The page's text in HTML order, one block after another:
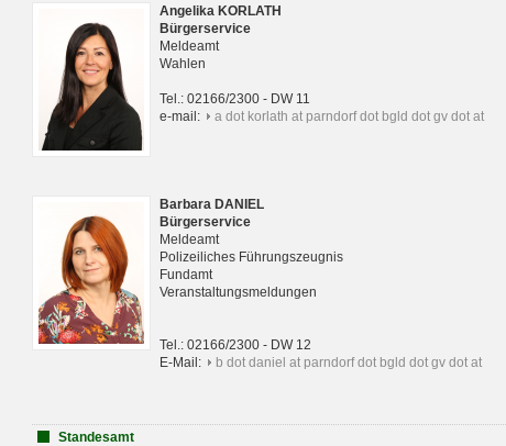
Angelika KORLATH
Bürgerservice
Meldeamt
Wahlen
Tel.: 02166/2300 - DW 11
e-mail:
a dot korlath at parndorf dot bgld dot gv dot at
Barbara DANIEL
Bürgerservice
Meldeamt
Polizeiliches Führungszeugnis
Fundamt
Veranstaltungsmeldungen
Tel.: 02166/2300 - DW 12
E-Mail:
b dot daniel at parndorf dot bgld dot gv dot at
Standesamt